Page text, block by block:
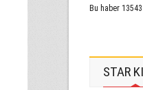
Bu haber
STAR